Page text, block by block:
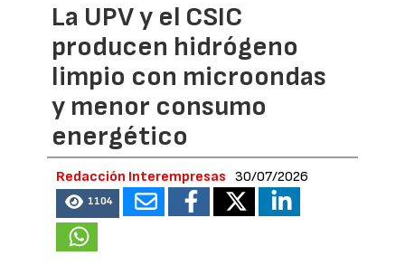
La UPV y el CSIC
producen hidrógeno
limpio con microondas
y menor consumo
energético
Redacción Interempresas 30/07/2026
1104